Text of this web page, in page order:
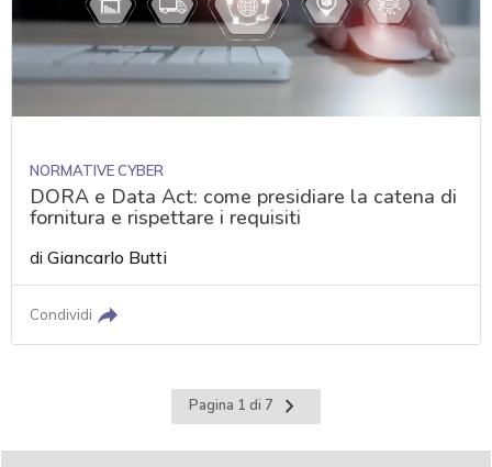
NORMATIVE CYBER
DORA e Data Act: come presidiare la catena di
fornitura e rispettare i requisiti
diGiancarlo Butti
Condividi
Pagina 1 di 7
Pagina
successiva